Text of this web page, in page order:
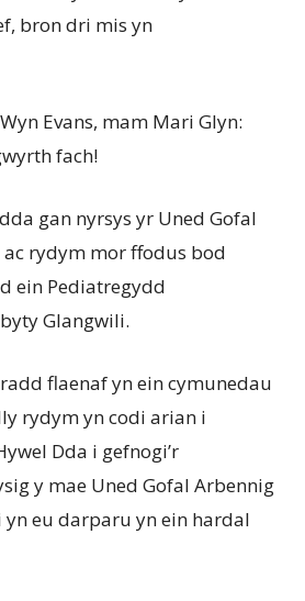
bron dri mis yn
Evans, mam Mari Glyn:
fach!
gan nyrsys yr Uned Gofal
rydym mor ffodus bod
ein Pediatregydd
Glangwili.
radd flaenaf yn ein cymunedau
rydym yn codi arian i
Dda i gefnogi’r
y mae Uned Gofal Arbennig
eu darparu yn ein hardal